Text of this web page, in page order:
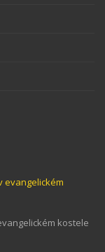
evangelickém
kostele